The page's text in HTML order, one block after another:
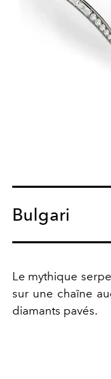
Bulgari
Le mythique
sur une chaîne
diamants pavés.